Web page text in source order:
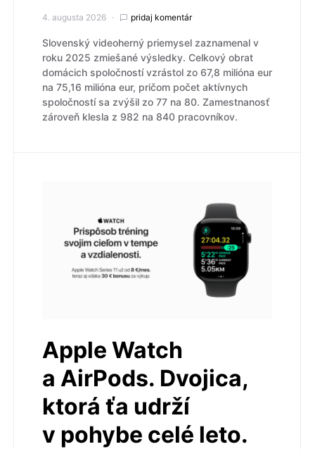
4. augusta 2026 pridaj komentár
Slovenský videoherný priemysel zaznamenal v
roku 2025 zmiešané výsledky. Celkový obrat
domácich spoločností vzrástol zo 67,8 milióna eur
na 75,16 milióna eur, pričom počet aktívnych
spoločností sa zvýšil zo 77 na 80. Zamestnanosť
zároveň klesla z 982 na 840 pracovníkov.
Apple Watch
a AirPods. Dvojica,
ktorá ťa udrží
v pohybe celé leto.